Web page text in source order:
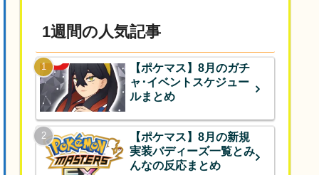
1週間の人気記事
【ポケマス】8月のガチ
ャ･イベントスケジュー
ルまとめ
【ポケマス】8月の新規
実装バディーズ一覧とみ
んなの反応まとめ